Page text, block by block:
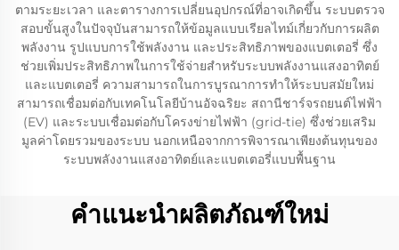
ตามระยะเวลา และตารางการเปลี่ยนอุปกรณ์ที่อาจเกิดขึ้น ระบบตรวจ
สอบขั้นสูงในปัจจุบันสามารถให้ข้อมูลแบบเรียลไทม์เกี่ยวกับการผลิต
พลังงาน รูปแบบการใช้พลังงาน และประสิทธิภาพของแบตเตอรี่ ซึ่ง
ช่วยเพิ่มประสิทธิภาพในการใช้จ่ายสำหรับระบบพลังงานแสงอาทิตย์
และแบตเตอรี่ ความสามารถในการบูรณาการทำให้ระบบสมัยใหม่
สามารถเชื่อมต่อกับเทคโนโลยีบ้านอัจฉริยะ สถานีชาร์จรถยนต์ไฟฟ้า
(EV) และระบบเชื่อมต่อกับโครงข่ายไฟฟ้า (grid-tie) ซึ่งช่วยเสริม
มูลค่าโดยรวมของระบบ นอกเหนือจากการพิจารณาเพียงต้นทุนของ
ระบบพลังงานแสงอาทิตย์และแบตเตอรี่แบบพื้นฐาน
คำแนะนำผลิตภัณฑ์ใหม่